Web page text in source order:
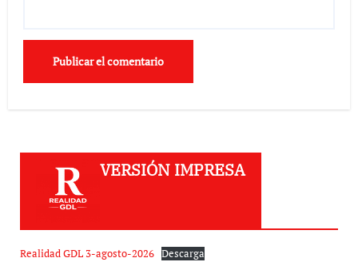
VERSIÓN IMPRESA
Realidad GDL 3-agosto-2026 Descarga